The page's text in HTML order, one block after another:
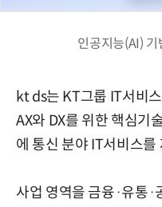
인공지능(AI)
kt ds는 KT그룹 IT서비
AX와 DX를 위한 핵심기
에 통신 분야 IT서비스를
사업 영역을 금융·유통·